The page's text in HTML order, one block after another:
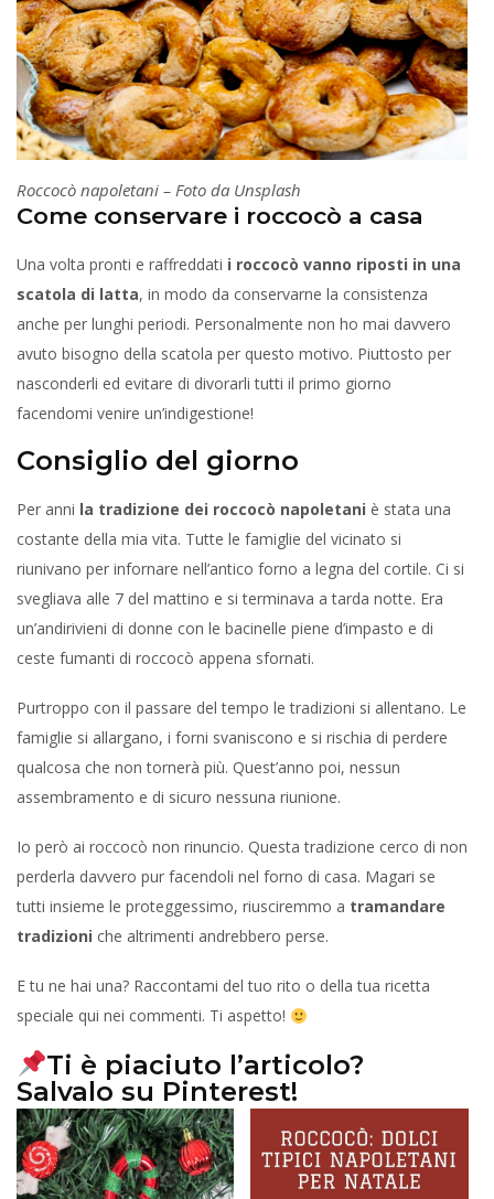
Roccocò napoletani – Foto da Unsplash
Come conservare i roccocò a casa
Una volta pronti e raffreddati i roccocò vanno riposti in una
scatola di latta, in modo da conservarne la consistenza
anche per lunghi periodi. Personalmente non ho mai davvero
avuto bisogno della scatola per questo motivo. Piuttosto per
nasconderli ed evitare di divorarli tutti il primo giorno
facendomi venire un’indigestione!
Consiglio del giorno
Per anni la tradizione dei roccocò napoletani è stata una
costante della mia vita. Tutte le famiglie del vicinato si
riunivano per infornare nell’antico forno a legna del cortile. Ci si
svegliava alle 7 del mattino e si terminava a tarda notte. Era
un’andirivieni di donne con le bacinelle piene d’impasto e di
ceste fumanti di roccocò appena sfornati.
Purtroppo con il passare del tempo le tradizioni si allentano. Le
famiglie si allargano, i forni svaniscono e si rischia di perdere
qualcosa che non tornerà più. Quest’anno poi, nessun
assembramento e di sicuro nessuna riunione.
Io però ai roccocò non rinuncio. Questa tradizione cerco di non
perderla davvero pur facendoli nel forno di casa. Magari se
tutti insieme le proteggessimo, riusciremmo a tramandare
tradizioni che altrimenti andrebbero perse.
E tu ne hai una? Raccontami del tuo rito o della tua ricetta
speciale qui nei commenti. Ti aspetto!
Ti è piaciuto l’articolo?
Salvalo su Pinterest!